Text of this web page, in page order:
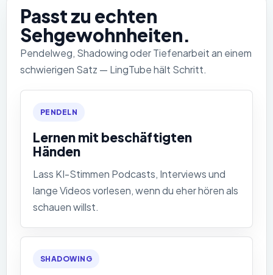
Passt zu echten
Sehgewohnheiten.
Pendelweg, Shadowing oder Tiefenarbeit an einem
schwierigen Satz — LingTube hält Schritt.
PENDELN
Lernen mit beschäftigten
Händen
Lass KI-Stimmen Podcasts, Interviews und
lange Videos vorlesen, wenn du eher hören als
schauen willst.
SHADOWING